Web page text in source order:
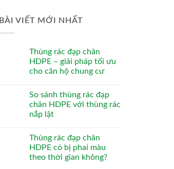
BÀI VIẾT MỚI NHẤT
Thùng rác đạp chân
HDPE – giải pháp tối ưu
cho căn hộ chung cư
So sánh thùng rác đạp
chân HDPE với thùng rác
nắp lật
Thùng rác đạp chân
HDPE có bị phai màu
theo thời gian không?